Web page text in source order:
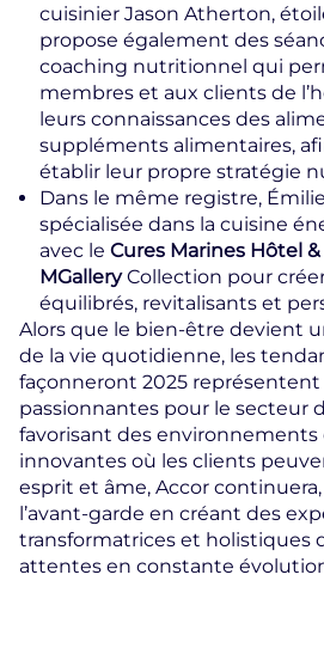
cuisinier Jason Atherton,
propose également des
coaching nutritionnel qui
membres et aux clients de
leurs connaissances des
suppléments alimentaires,
établir leur propre stratégie
Dans le même registre,
spécialisée dans la cuisine
avec le Cures Marines Hôtel
MGalleryCollection pour
équilibrés, revitalisants et
Alors que le bien-être devient
de la vie quotidienne, les
façonneront 2025
passionnantes pour le secteur
favorisant des environnements
innovantes où les clients
esprit et âme, Accor continuera,
l’avant-garde en créant des
transformatrices et holistiques
attentes en constante